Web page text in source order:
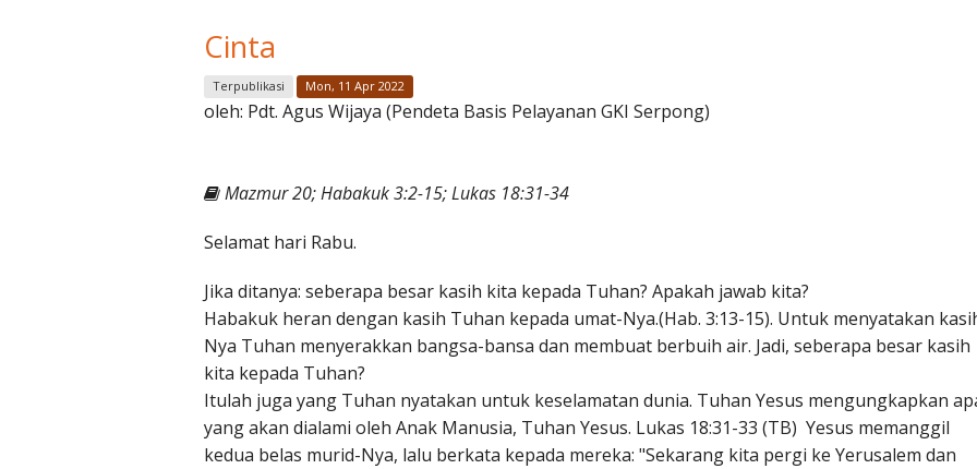
Cinta
Terpublikasi Mon, 11 Apr 2022
oleh: Pdt. Agus Wijaya (Pendeta Basis Pelayanan GKI Serpong)
Mazmur 20; Habakuk 3:2-15; Lukas 18:31-34
Selamat hari Rabu.
Jika ditanya: seberapa besar kasih kita kepada Tuhan? Apakah jawab kita?
Habakuk heran dengan kasih Tuhan kepada umat-Nya.(Hab. 3:13-15). Untuk menyatakan
Nya Tuhan menyerakkan bangsa-bansa dan membuat berbuih air. Jadi, seberapa besar kasih
kita kepada Tuhan?
Itulah juga yang Tuhan nyatakan untuk keselamatan dunia. Tuhan Yesus mengungkapkan
yang akan dialami oleh Anak Manusia, Tuhan Yesus. Lukas 18:31-33 (TB) Yesus memanggil
kedua belas murid-Nya, lalu berkata kepada mereka: "Sekarang kita pergi ke Yerusalem dan